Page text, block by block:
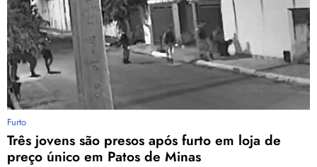
Furto
Três jovens são presos após furto em loja de
preço único em Patos de Minas